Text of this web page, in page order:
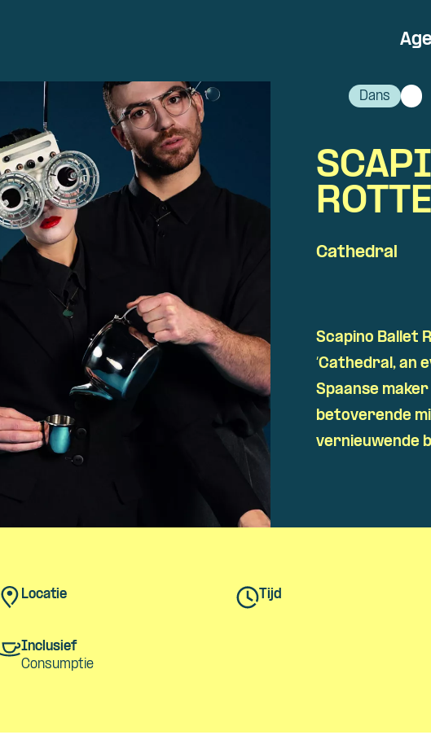
Skip navigatie
Dans
Cathedral
Scapino Ballet
‘Cathedral,an
Spaanse
betoverende
vernieuwende
Locatie Tijd
Inclusief
Consumptie